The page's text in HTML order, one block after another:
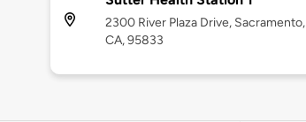
2300 River Plaza Drive, Sacramento,
CA, 95833